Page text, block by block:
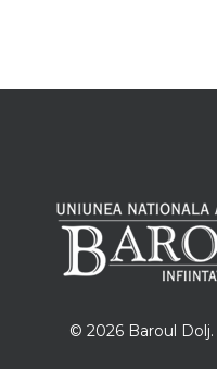
© 2026 Baroul Dolj.